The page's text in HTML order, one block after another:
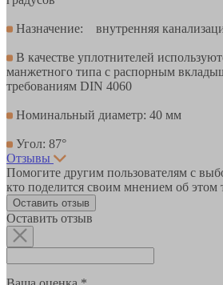
Назначение: внутренняя
В качестве уплотнителей
манжетного типа с распорным
требованиям DIN 4060
Номинальный диаметр: 40 мм
Угол: 87°
Отзывы
Помогите другим пользователям с
кто поделится своим мнением об этом
Оставить отзыв
Оставить отзыв